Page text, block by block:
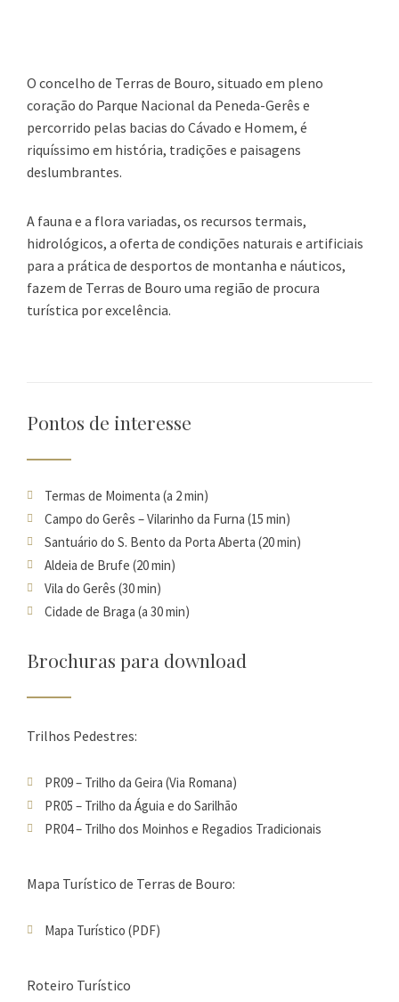
O concelho de Terras de Bouro, situado em pleno
coração do Parque Nacional da Peneda-Gerês e
percorrido pelas bacias do Cávado e Homem, é
riquíssimo em história, tradições e paisagens
deslumbrantes.
A fauna e a flora variadas, os recursos termais,
hidrológicos, a oferta de condições naturais e artificiais
para a prática de desportos de montanha e náuticos,
fazem de Terras de Bouro uma região de procura
turística por excelência.
Pontos de interesse
Termas de Moimenta (a 2 min)
Campo do Gerês – Vilarinho da Furna (15 min)
Santuário do S. Bento da Porta Aberta (20 min)
Aldeia de Brufe (20 min)
Vila do Gerês (30 min)
Cidade de Braga (a 30 min)
Brochuras para download
Trilhos Pedestres:
PR09 – Trilho da Geira (Via Romana)
PR05 – Trilho da Águia e do Sarilhão
PR04 – Trilho dos Moinhos e Regadios Tradicionais
Mapa Turístico de Terras de Bouro:
Mapa Turístico (PDF)
Roteiro Turístico